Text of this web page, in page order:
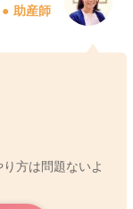
助産師
方は問題ないよ